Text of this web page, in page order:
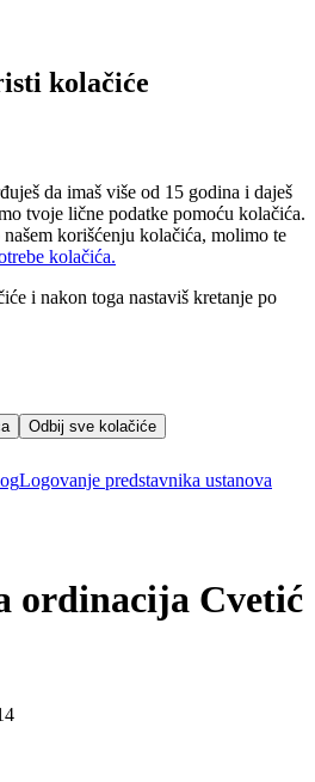
kolačiće
da imaš više od 15 godina i daješ
tvoje lične podatke pomoću kolačića.
korišćenju kolačića, molimo te
kolačića.
i nakon toga nastaviš kretanje po
Odbij sve kolačiće
Logovanje predstavnika ustanova
ordinacija Cvetić